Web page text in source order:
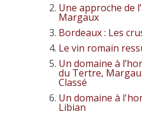
Une approche de
Margaux
Bordeaux : Les
Le vin romain
Un domaine à
du Tertre,
Classé
Un domaine à
Libian